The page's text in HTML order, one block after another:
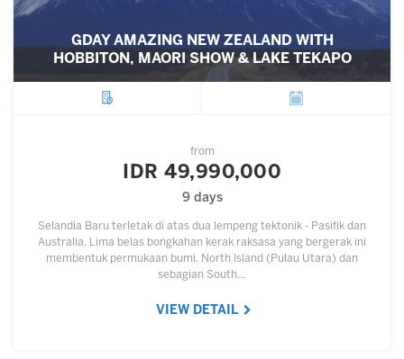
GDAY AMAZING NEW ZEALAND WITH
HOBBITON, MAORI SHOW & LAKE TEKAPO
from
IDR 49,990,000
9 days
Selandia Baru terletak di atas dua lempeng tektonik - Pasifik dan
Australia. Lima belas bongkahan kerak raksasa yang bergerak ini
membentuk permukaan bumi. North Island (Pulau Utara) dan
sebagian South…
VIEW DETAIL